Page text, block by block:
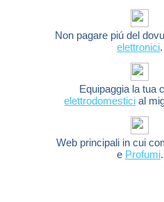
Non pagare piú del
elettronici.
Equipaggia la tua
elettrodomestici al
Web principali in cui
e Profumi.